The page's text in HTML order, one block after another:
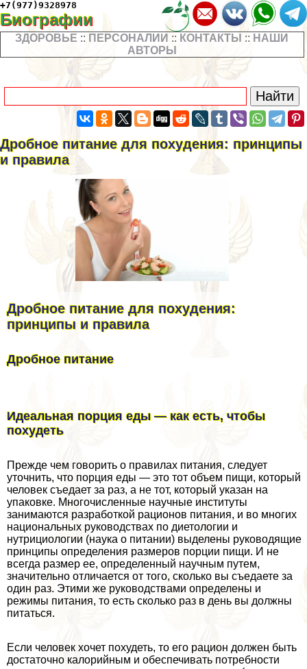
+7(977)9328978
Биографии
ЗДОРОВЬЕ :: ПЕРСОНАЛИИ :: КОНТАКТЫ :: НАШИ
АВТОРЫ
Дробное питание для похудения: принципы
и правила
Дробное питание для похудения:
принципы и правила
Дробное питание
Идеальная порция еды — как есть, чтобы
похудеть
Прежде чем говорить о правилах питания, следует
уточнить, что порция еды — это тот объем пищи, который
человек съедает за раз, а не тот, который указан на
упаковке. Многочисленные научные институты
занимаются разработкой рационов питания, и во многих
национальных руководствах по диетологии и
нутрициологии (наука о питании) выделены руководящие
принципы определения размеров порции пищи. И не
всегда размер ее, определенный научным путем,
значительно отличается от того, сколько вы съедаете за
один раз. Этими же руководствами определены и
режимы питания, то есть сколько раз в день вы должны
питаться.
Если человек хочет похудеть, то его рацион должен быть
достаточно калорийным и обеспечивать потребности